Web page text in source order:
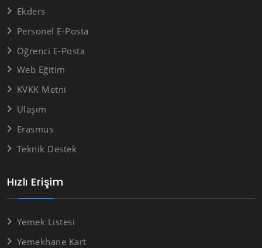
Hızlı Erişim
Yemek Listesi
Yemekhane Kart
Ekders
Personel E-Posta
Öğrenci E-Posta
Web Eğitim
KVKK Metni
Ulaşım
Erasmus
Teknik Destek